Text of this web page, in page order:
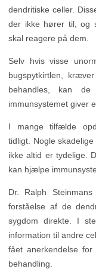
dendritiske celler.
der ikke hører til, og
skal reagere på dem.
Selv hvis visse
bugspytkirtlen,
behandles, kan
immunsystemet giver
I mange tilfælde
tidligt. Nogle
ikke altid er tydelige.
kan hjælpe
Dr. Ralph
forståelse af de
sygdom direkte. I
information til andre
fået anerkendelse
behandling.